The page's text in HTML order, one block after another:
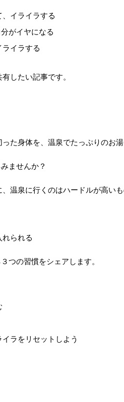
イライラする
がイヤになる
イラする
したい記事です。
た身体を、温泉でたっぷりのお湯
ませんか？
温泉に行くのはハードルが高いも
られる
つの習慣をシェアします。
ラをリセットしよう